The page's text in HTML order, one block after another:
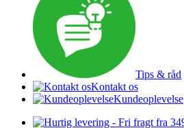
Tips & råd
Kontakt os
Kundeoplevelse